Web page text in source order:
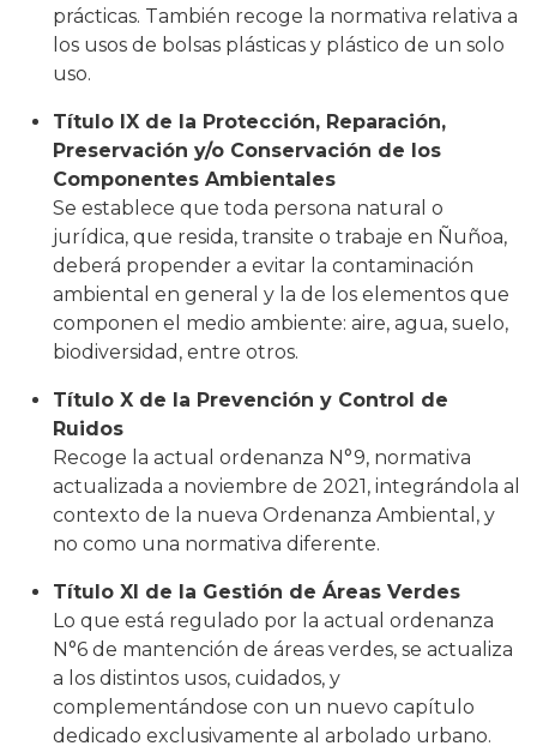
prácticas. También recoge la normativa relativa a
los usos de bolsas plásticas y plástico de un solo
uso.
Título IX de la Protección, Reparación,
Preservación y/o Conservación de los
Componentes Ambientales
Se establece que toda persona natural o
jurídica, que resida, transite o trabaje en Ñuñoa,
deberá propender a evitar la contaminación
ambiental en general y la de los elementos que
componen el medio ambiente: aire, agua, suelo,
biodiversidad, entre otros.
Título X de la Prevención y Control de
Ruidos
Recoge la actual ordenanza N°9, normativa
actualizada a noviembre de 2021, integrándola al
contexto de la nueva Ordenanza Ambiental, y
no como una normativa diferente.
Título XI de la Gestión de Áreas Verdes
Lo que está regulado por la actual ordenanza
N°6 de mantención de áreas verdes, se actualiza
a los distintos usos, cuidados, y
complementándose con un nuevo capítulo
dedicado exclusivamente al arbolado urbano.